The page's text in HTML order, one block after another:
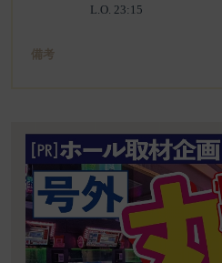
L.O. 23:15
備考